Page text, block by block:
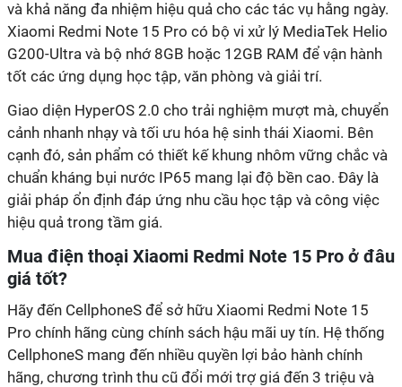
và khả năng đa nhiệm hiệu quả cho các tác vụ hằng ngày.
Xiaomi Redmi Note 15 Pro có bộ vi xử lý MediaTek Helio
G200-Ultra và bộ nhớ 8GB hoặc 12GB RAM để vận hành
cảnh nhanh nhạy và tối ưu hóa hệ sinh thái Xiaomi. Bên
cạnh đó, sản phẩm có thiết kế khung nhôm vững chắc và
chuẩn kháng bụi nước IP65 mang lại độ bền cao. Đây là
giải pháp ổn định đáp ứng nhu cầu học tập và công việc
Pro chính hãng cùng chính sách hậu mãi uy tín. Hệ thống
CellphoneS mang đến nhiều quyền lợi bảo hành chính
hãng, chương trình thu cũ đổi mới trợ giá đến 3 triệu và